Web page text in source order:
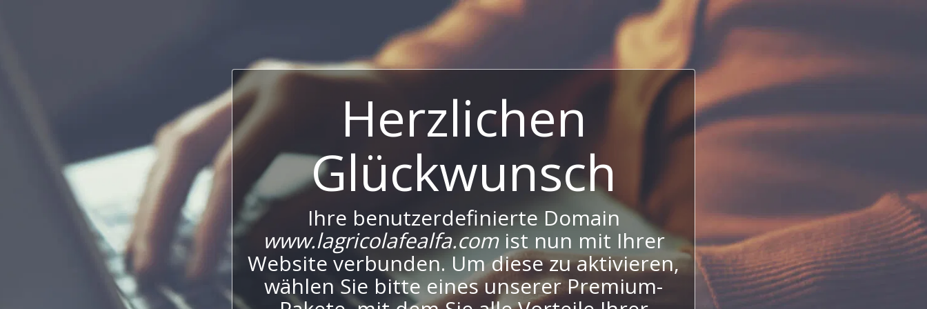
Herzlichen
Glückwunsch
Ihre benutzerdefinierte Domain
www.lagricolafealfa.comist nun mit Ihrer
Website verbunden. Um diese zu aktivieren,
wählen Sie bitte eines unserer Premium-